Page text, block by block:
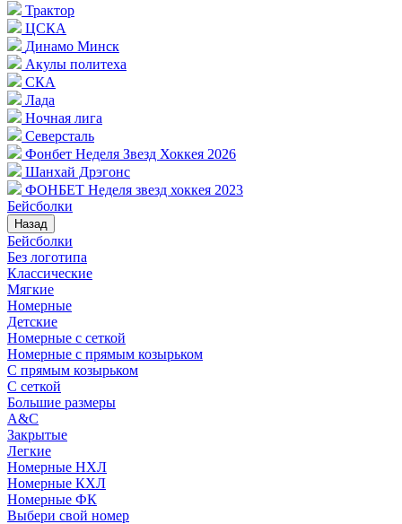
Трактор
ЦСКА
Динамо Минск
Акулы политеха
СКА
Лада
Ночная лига
Северсталь
Фонбет Неделя Звезд Хоккея 2026
Шанхай Дрэгонс
ФОНБЕТ Неделя звезд хоккея 2023
Бейсболки
Назад
Бейсболки
Без логотипа
Классические
Мягкие
Номерные
Детские
Номерные с сеткой
Номерные с прямым козырьком
С прямым козырьком
С сеткой
Большие размеры
A&C
Закрытые
Легкие
Номерные НХЛ
Номерные КХЛ
Номерные ФК
Выбери свой номер